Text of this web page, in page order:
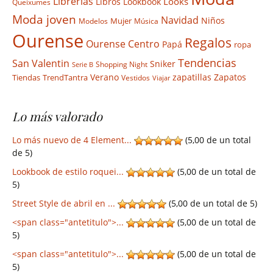
Moda joven Modelos Mujer Música Navidad Niños
Ourense Ourense Centro Papá Regalos ropa
San Valentin Serie B Shopping Night Sniker Tendencias
Tiendas TrendTantra Verano Vestidos Viajar zapatillas Zapatos
Lo más valorado
Lo más nuevo de 4 Element...
(5,00 de un total
de 5)
Lookbook de estilo roquei...
(5,00 de un total de
5)
Street Style de abril en ...
(5,00 de un total de 5)
<span class="antetitulo">...
(5,00 de un total de
5)
<span class="antetitulo">...
(5,00 de un total de
5)